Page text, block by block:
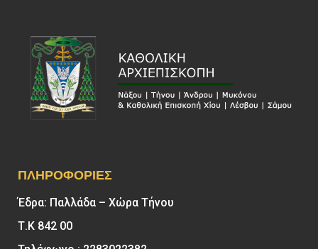
ΠΛΗΡΟΦΟΡΊΕΣ
Έδρα: Παλλάδα – Χώρα Τήνου
Τ.Κ 842 00